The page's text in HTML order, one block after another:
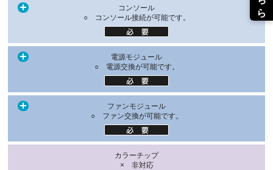
コンソール
○ コンソール接続が可能です。
電源モジュール
○ 電源交換が可能です。
ファンモジュール
○ ファン交換が可能です。
カラーチップ
× 非対応